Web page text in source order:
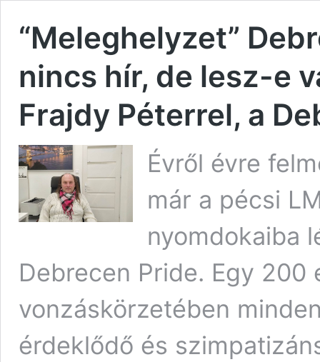
“Meleghelyzet”
nincs hír, de lesz-e
Frajdy Péterrel, a
Évről évre
már a pécsi
nyomdokaiba
Debrecen Pride. Egy 200
vonzáskörzetében
érdeklődő és